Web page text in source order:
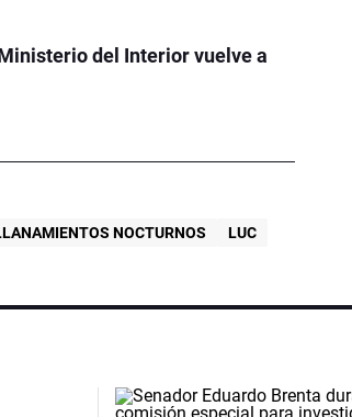
del Interior vuelve a
NOCTURNOS LUC